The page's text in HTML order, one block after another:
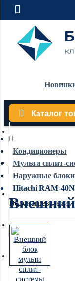
Каталог
Кондиционеры
Обогреватели
Водонагреватели
Увлажнители
Очистители воздуха
Кондиционеры
Мульти сплит-
Наружные блоки
Hitachi RAM-
Внешний